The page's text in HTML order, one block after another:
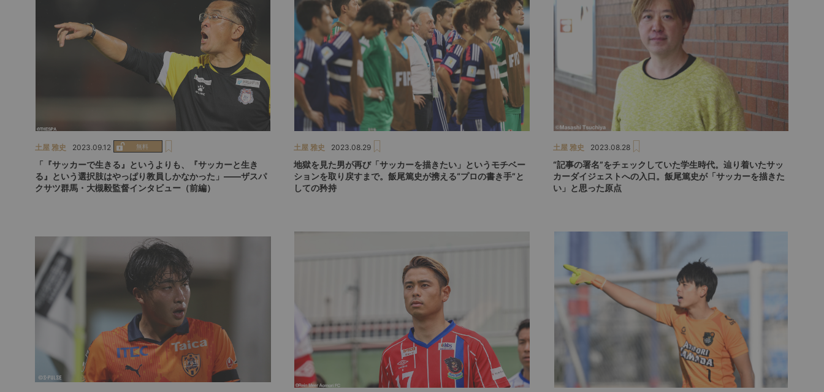
土屋 雅史 2023.09.12
「『サッカーで生きる』というよりも、『サッカーと生き
る』という選択肢はやっぱり教員しかなかった」――ザスパ
クサツ群馬・大槻毅監督インタビュー（前編）
土屋 雅史 2023.08.29
地獄を見た男が再び「サッカーを描きたい」というモチベー
ションを取り戻すまで。飯尾篤史が携える“プロの書き手”と
しての矜持
土屋 雅史 2023.08.28
“記事の署名”をチェックしていた学生時代。辿り着いたサッ
カーダイジェストへの入口。飯尾篤史が「サッカーを描きた
い」と思った原点